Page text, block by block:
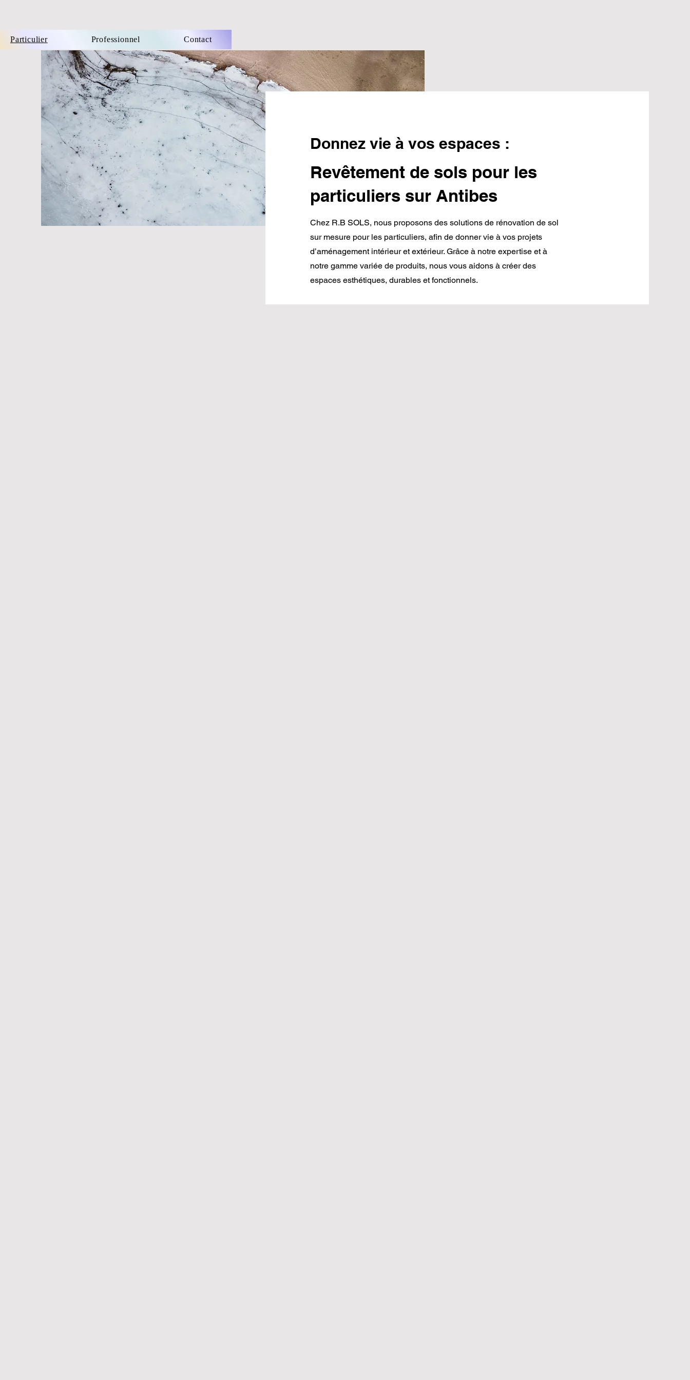
Particulier Professionnel Contact
Donnez vie à vos espaces :
Revêtement de sols pour les
particuliers sur Antibes
Chez R.B SOLS, nous proposons des solutions de rénovation de sol
sur mesure pour les particuliers, afin de donner vie à vos projets
d’aménagement intérieur et extérieur. Grâce à notre expertise et à
notre gamme variée de produits, nous vous aidons à créer des
espaces esthétiques, durables et fonctionnels.